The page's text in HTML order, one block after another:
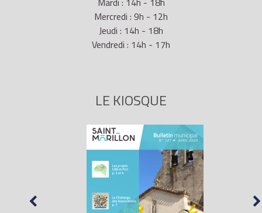
Mercredi : 9h - 12h
Jeudi : 14h - 18h
Vendredi : 14h - 17h
LE KIOSQUE